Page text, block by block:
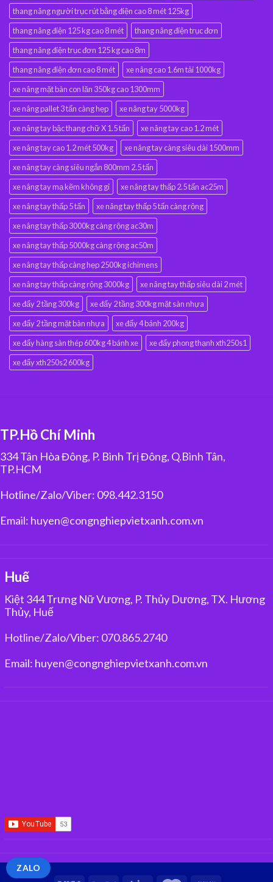
thang nâng người trục rút bằng điện cao 8 mét 125kg
thang nâng điện 125 kg cao 8 mét
thang nâng điện trục đơn
thang nâng điện trục đơn 125 kg cao 8m
thang nâng điện đơn cao 8 mét
xe nâng cao 1.6m tải 1000kg
xe nâng mặt bàn con lăn 350kg cao 1300mm
xe nâng pallet 3 tấn càng hẹp
xe nâng tay 5000kg
xe nâng tay bậc thang chữ X 1.5 tấn
xe nâng tay cao 1.2 mét
xe nâng tay cao 1.2 mét 500kg
xe nâng tay càng siêu dài 1500mm
xe nâng tay càng siêu ngắn 800mm 2.5 tấn
xe nâng tay mạ kẽm không gỉ
xe nâng tay thấp 2.5 tấn ac25m
xe nâng tay thấp 5 tấn
xe nâng tay thấp 5 tấn càng rộng
xe nâng tay thấp 3000kg càng rộng ac30m
xe nâng tay thấp 5000kg càng rộng ac50m
xe nâng tay thấp càng hẹp 2500kg ichimens
xe nâng tay thấp càng rộng 3000kg
xe nâng tay thấp siêu dài 2 mét
xe đẩy 2 tầng 300kg
xe đẩy 2 tầng 300kg mặt sàn nhựa
xe đẩy 2 tầng mặt bàn nhựa
xe đẩy 4 bánh 200kg
xe đẩy hàng sàn thép 600kg 4 bánh xe
xe đẩy phong thạnh xth250s1
xe đẩy xth250s2 600kg
TP.Hồ Chí Minh
334 Tân Hòa Đông, P. Bình Trị Đông, Q.Bình Tân,
TP.HCM
Hotline/Zalo/Viber: 098.442.3150
Email: huyen@congnghiepvietxanh.com.vn
Huế
Kiệt 344 Trưng Nữ Vương, P. Thủy Dương, TX. Hương
Thủy, Huế
Hotline/Zalo/Viber: 070.865.2740
Email: huyen@congnghiepvietxanh.com.vn
ZALO